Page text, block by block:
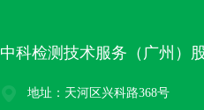
中科检测技术服务（广州）
地址：天河区兴科路368号